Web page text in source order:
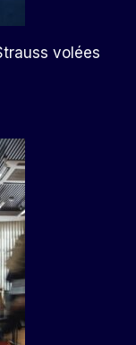
volées